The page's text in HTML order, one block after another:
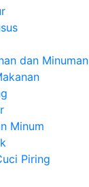
dan Minuman
Minum
Piring